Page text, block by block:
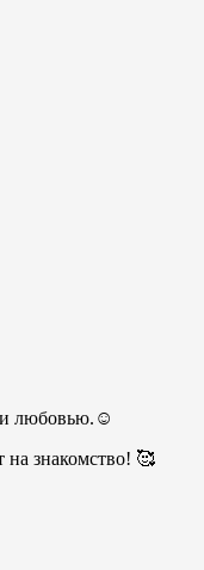
и любовью.☺️
знакомство! 🥰